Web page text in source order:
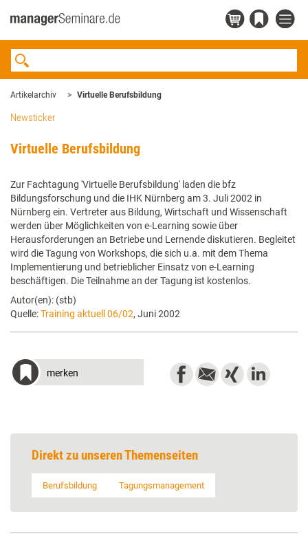
Artikelarchiv Virtuelle Berufsbildung
Newsticker
Virtuelle Berufsbildung
Zur Fachtagung 'Virtuelle Berufsbildung' laden die bfz
Bildungsforschung und die IHK Nürnberg am 3. Juli 2002 in
Nürnberg ein. Vertreter aus Bildung, Wirtschaft und Wissenschaft
werden über Möglichkeiten von e-Learning sowie über
Herausforderungen an Betriebe und Lernende diskutieren. Begleitet
wird die Tagung von Workshops, die sich u.a. mit dem Thema
Implementierung und betrieblicher Einsatz von e-Learning
beschäftigen. Die Teilnahme an der Tagung ist kostenlos.
Autor(en): (stb)
Quelle:Training aktuell 06/02, Juni 2002
merken
Direkt zu unseren Themenseiten
Berufsbildung Tagungsmanagement